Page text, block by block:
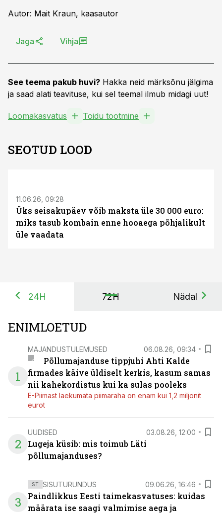
Autor: Mait Kraun, kaasautor
Jaga Vihja
See teema pakub huvi? Hakka neid märksõnu jälgima
ja saad alati teavituse, kui sel teemal ilmub midagi uut!
Loomakasvatus Toidu tootmine
SEOTUD LOOD
11.06.26, 09:28
Üks seisakupäev võib maksta üle 30 000 euro:
miks tasub kombain enne hooaega põhjalikult
üle vaadata
24H 72H Nädal
ENIMLOETUD
1
MAJANDUSTULEMUSED 06.08.26, 09:34
Põllumajanduse tippjuhi Ahti Kalde
firmades käive üldiselt kerkis, kasum samas
nii kahekordistus kui ka sulas pooleks
E-Piimast laekumata piimaraha on enam kui 1,2 miljonit
eurot
2
UUDISED 03.08.26, 12:00
Lugeja küsib: mis toimub Läti
põllumajanduses?
3
ST SISUTURUNDUS 09.06.26, 16:46
Paindlikkus Eesti taimekasvatuses: kuidas
määrata ise saagi valmimise aega ja